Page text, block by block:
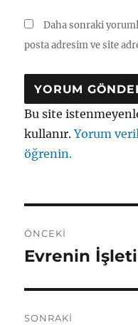
Daha sonraki
posta adresim ve site
Bu site
kullanır.Yorum
öğrenin.
gezinmesi
ÖNCEKI
Önceki
Evrenin
SONRAKI